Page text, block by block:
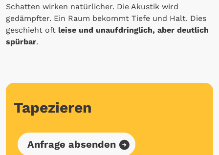
Schatten wirken natürlicher. Die Akustik wird
gedämpfter. Ein Raum bekommt Tiefe und Halt. Dies
geschieht oft leise und unaufdringlich, aber deutlich
spürbar.
Tapezieren
Anfrage absenden